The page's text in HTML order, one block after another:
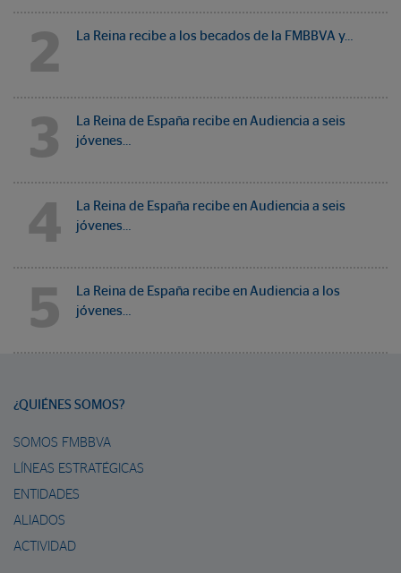
2 La Reina recibe a los becados de la FMBBVA y…
3
La Reina de España recibe en Audiencia a seis
jóvenes…
4
La Reina de España recibe en Audiencia a seis
jóvenes…
5
La Reina de España recibe en Audiencia a los
jóvenes…
¿QUIÉNES SOMOS?
SOMOS FMBBVA
LÍNEAS ESTRATÉGICAS
ENTIDADES
ALIADOS
ACTIVIDAD